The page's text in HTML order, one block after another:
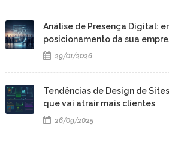
Análise de Presença Digital:
posicionamento da sua
29/01/2026
Tendências de Design de
que vai atrair mais clientes
26/09/2025